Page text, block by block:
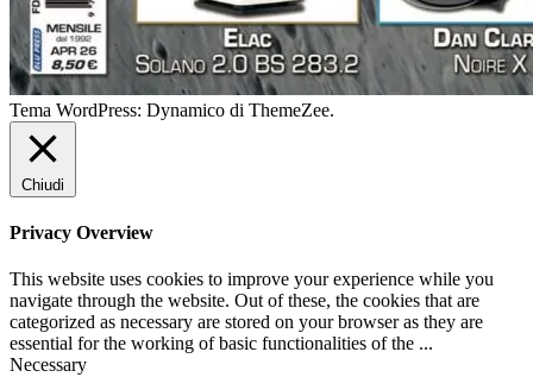
Tema WordPress: Dynamico di ThemeZee.
Chiudi
Privacy Overview
This website uses cookies to improve your experience while you
navigate through the website. Out of these, the cookies that are
categorized as necessary are stored on your browser as they are
essential for the working of basic functionalities of the ...
Necessary